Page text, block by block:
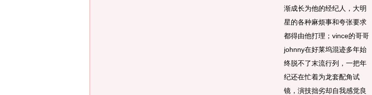
渐成长为他的经纪人，大明
星的各种麻烦事和夸张要求
都得由他打理；vince的哥哥
johnny在好莱坞混迹多年始
终脱不了末流行列，一把年
纪还在忙着为龙套配角试
镜，演技拙劣却自我感觉良